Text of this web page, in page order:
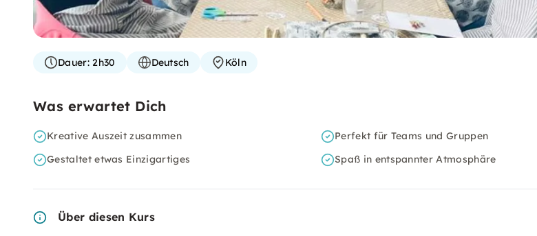
Dauer:2h30 Deutsch Köln
Was erwartet Dich
Kreative Auszeit zusammen
Perfekt für Teams und Gruppen
Gestaltet etwas Einzigartiges
Spaß in entspannter Atmosphäre
Über diesen Kurs